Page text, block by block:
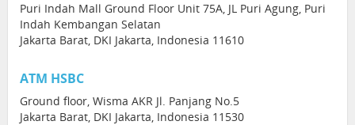
Puri Indah Mall Ground Floor Unit 75A, JL Puri Agung, Puri
Indah Kembangan Selatan
Jakarta Barat, DKI Jakarta, Indonesia 11610
ATM HSBC
Ground floor, Wisma AKR Jl. Panjang No.5
Jakarta Barat, DKI Jakarta, Indonesia 11530